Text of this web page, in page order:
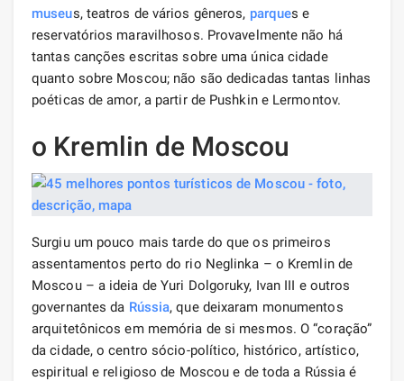
museus, teatros de vários gêneros, parques e
reservatórios maravilhosos. Provavelmente não há
tantas canções escritas sobre uma única cidade
quanto sobre Moscou; não são dedicadas tantas linhas
poéticas de amor, a partir de Pushkin e Lermontov.
o Kremlin de Moscou
Surgiu um pouco mais tarde do que os primeiros
assentamentos perto do rio Neglinka – o Kremlin de
Moscou – a ideia de Yuri Dolgoruky, Ivan III e outros
governantes da Rússia, que deixaram monumentos
arquitetônicos em memória de si mesmos. O “coração”
da cidade, o centro sócio-político, histórico, artístico,
espiritual e religioso de Moscou e de toda a Rússia é